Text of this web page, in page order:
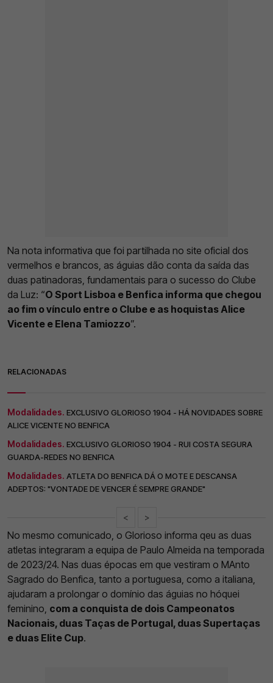
Na nota informativa que foi partilhada no site oficial dos
vermelhos e brancos, as águias dão conta da saída das
duas patinadoras, fundamentais para o sucesso do Clube
da Luz: “O Sport Lisboa e Benfica informa que chegou
ao fim o vínculo entre o Clube e as hoquistas Alice
Vicente e Elena Tamiozzo”.
RELACIONADAS
Modalidades. EXCLUSIVO GLORIOSO 1904 - HÁ NOVIDADES SOBRE
ALICE VICENTE NO BENFICA
Modalidades. EXCLUSIVO GLORIOSO 1904 - RUI COSTA SEGURA
GUARDA-REDES NO BENFICA
Modalidades. ATLETA DO BENFICA DÁ O MOTE E DESCANSA
ADEPTOS: "VONTADE DE VENCER É SEMPRE GRANDE"
< >
No mesmo comunicado, o Glorioso informa qeu as duas
atletas integraram a equipa de Paulo Almeida na temporada
de 2023/24. Nas duas épocas em que vestiram o MAnto
Sagrado do Benfica, tanto a portuguesa, como a italiana,
ajudaram a prolongar o domínio das águias no hóquei
feminino, com a conquista de dois Campeonatos
Nacionais, duas Taças de Portugal, duas Supertaças
e duas Elite Cup.